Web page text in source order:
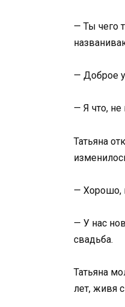
— Ты чего
— Доброе
— Я что, не
Татьяна
— Хорошо,
— У нас
свадьба.
Татьяна
лет, живя